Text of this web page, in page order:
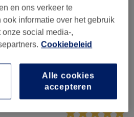
396 reviews
en ons verkeer te
informatie over het gebruik
social media-,
Cookiebeleid
Alle cookies
accepteren